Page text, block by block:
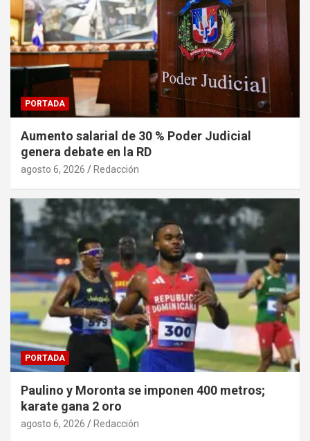
PORTADA
Aumento salarial de 30 % Poder Judicial
genera debate en la RD
agosto 6, 2026 Redacción
PORTADA
Paulino y Moronta se imponen 400 metros;
karate gana 2 oro
agosto 6, 2026 Redacción